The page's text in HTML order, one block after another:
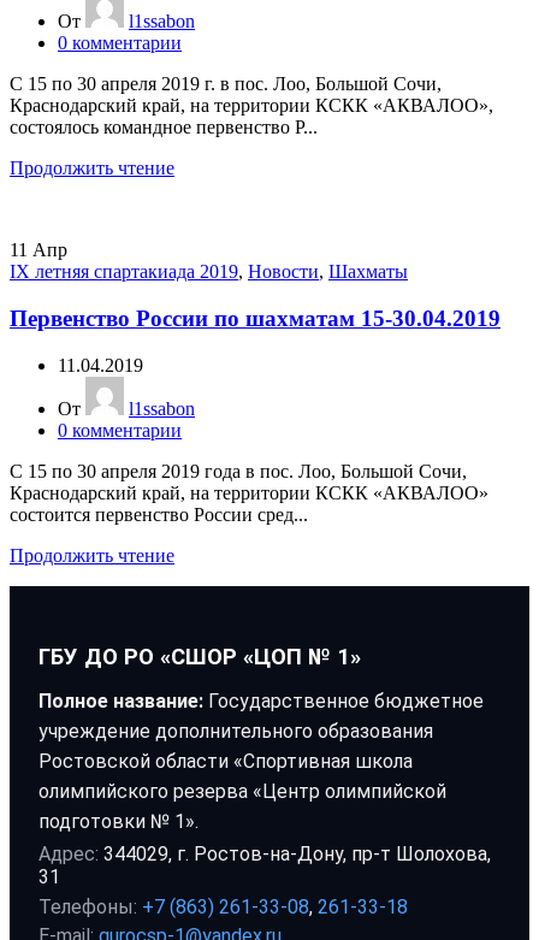
От
l1ssabon
0 комментарии
С 15 по 30 апреля 2019 г. в пос. Лоо, Большой Сочи,
Краснодарский край, на территории КСКК «АКВАЛОО»,
состоялось командное первенство Р...
Продолжить чтение
11 Апр
IX летняя спартакиада 2019, Новости, Шахматы
Первенство России по шахматам 15-30.04.2019
11.04.2019
От
l1ssabon
0 комментарии
С 15 по 30 апреля 2019 года в пос. Лоо, Большой Сочи,
Краснодарский край, на территории КСКК «АКВАЛОО»
состоится первенство России сред...
Продолжить чтение
ГБУ ДО РО «СШОР «ЦОП № 1»
Полное название: Государственное бюджетное
учреждение дополнительного образования
Ростовской области «Спортивная школа
олимпийского резерва «Центр олимпийской
подготовки № 1».
Адрес: 344029, г. Ростов-на-Дону, пр-т Шолохова,
31
Телефоны: +7 (863) 261-33-08, 261-33-18